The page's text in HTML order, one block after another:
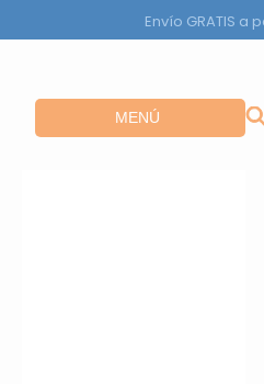
al
Envío GRATIS a
MENÚ Abrir MENÚ